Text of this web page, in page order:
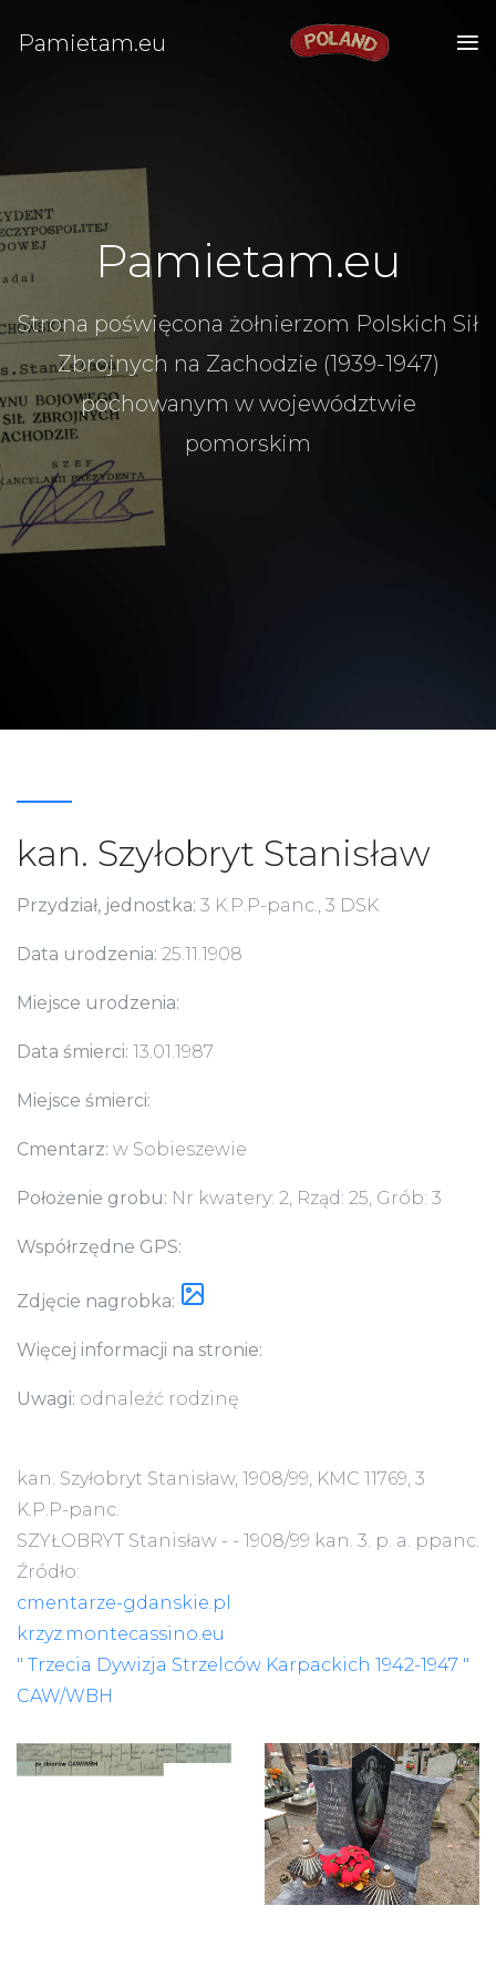
Pamietam.eu
Pamietam.eu
Strona poświęcona żołnierzom Polskich Sił
Zbrojnych na Zachodzie (1939-1947)
pochowanym w województwie
pomorskim
kan. Szyłobryt Stanisław
Przydział, jednostka: 3 K.P.P-panc., 3 DSK
Data urodzenia: 25.11.1908
Miejsce urodzenia:
Data śmierci: 13.01.1987
Miejsce śmierci:
Cmentarz: w Sobieszewie
Położenie grobu: Nr kwatery: 2, Rząd: 25, Grób: 3
Współrzędne GPS:
Zdjęcie nagrobka:
Więcej informacji na stronie:
Uwagi: odnaleźć rodzinę
kan. Szyłobryt Stanisław, 1908/99, KMC 11769, 3
K.P.P-panc.
SZYŁOBRYT Stanisław - - 1908/99 kan. 3. p. a. ppanc.
Źródło:
cmentarze-gdanskie.pl
krzyz.montecassino.eu
" Trzecia Dywizja Strzelców Karpackich 1942-1947 "
CAW/WBH